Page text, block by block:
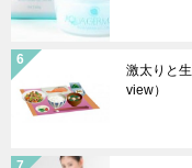
激太りと
view）